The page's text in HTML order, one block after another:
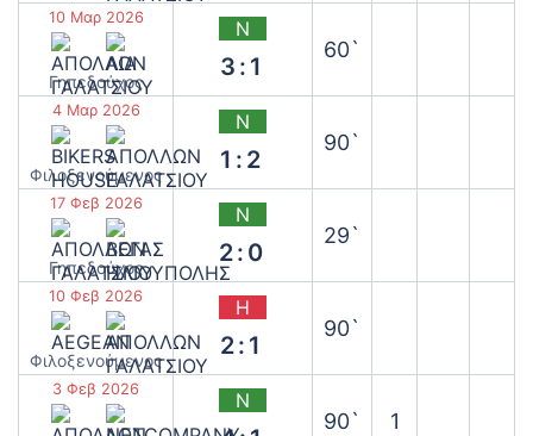
10 Μαρ 2026
Γηπεδούχος
Ν
3:1
60`
4 Μαρ 2026
‫Φιλοξενούμενος
Ν
1:2
90`
17 Φεβ 2026
Γηπεδούχος
Ν
2:0
29`
10 Φεβ 2026
‫Φιλοξενούμενος
Η
2:1
90`
3 Φεβ 2026 Ν
90` 1